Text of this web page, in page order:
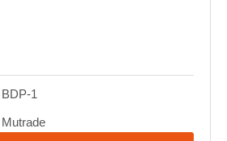
BDP-1
Mutrade